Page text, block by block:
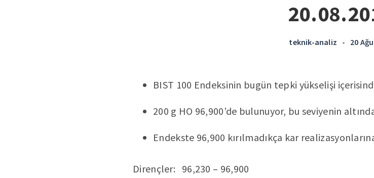
teknik-analiz • 20
BIST 100 Endeksinin bugün tepki yükselişi
200 g HO 96,900’de bulunuyor, bu seviyenin
Endekste 96,900 kırılmadıkça kar
Dirençler: 96,230 – 96,900